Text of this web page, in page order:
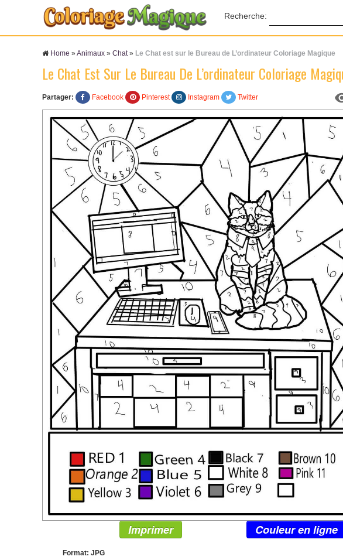
Recherche:
Home »Animaux » Chat» Le Chat est sur le Bureau de L’ordinateur Coloriage Magique
Le Chat Est Sur Le Bureau De L’ordinateur Coloriage
Partager: Facebook Pinterest Instagram Twitter
Imprimer Couleur en ligne
Format: JPG